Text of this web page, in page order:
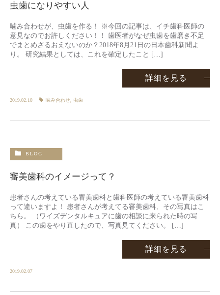
虫歯になりやすい人
噛み合わせが、虫歯を作る！ ※今回の記事は、イチ歯科医師の
意見なのでお許しください！！ 歯医者がなぜ虫歯を歯磨き不足
でまとめざるおえないのか？2018年8月21日の日本歯科新聞よ
り。 研究結果としては、これを確定したこと […]
詳細を見る
2019.02.10 噛み合わせ 虫歯
BLOG
審美歯科のイメージって？
患者さんの考えている審美歯科と歯科医師の考えている審美歯科
って違いますよ！ 患者さんが考えてる審美歯科、その写真はこ
ちら。 （ワイズデンタルキュアに歯の相談に来られた時の写
真） この歯をやり直したので、写真見てください。 […]
詳細を見る
2019.02.07